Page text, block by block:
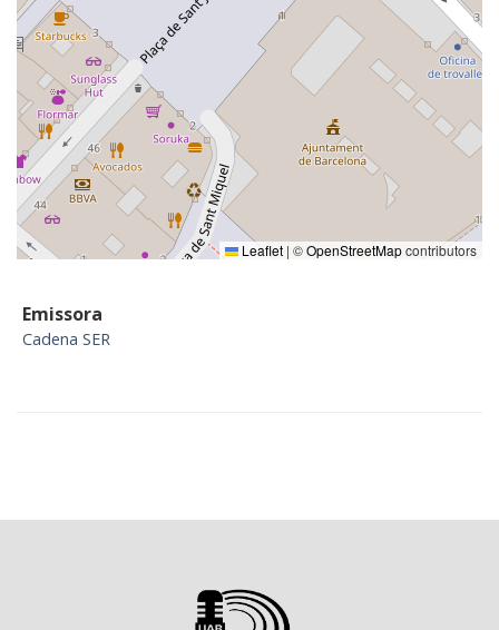
Leaflet | ©OpenStreetMapcontributors
Emissora
Cadena SER